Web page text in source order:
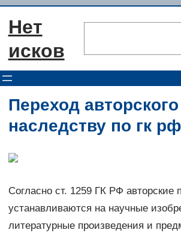
Перейти
Нет
исков
Переход
наследству по гк рф
Согласно ст. 1259 ГК РФ авторские
устанавливаются на научные
литературные произведения и